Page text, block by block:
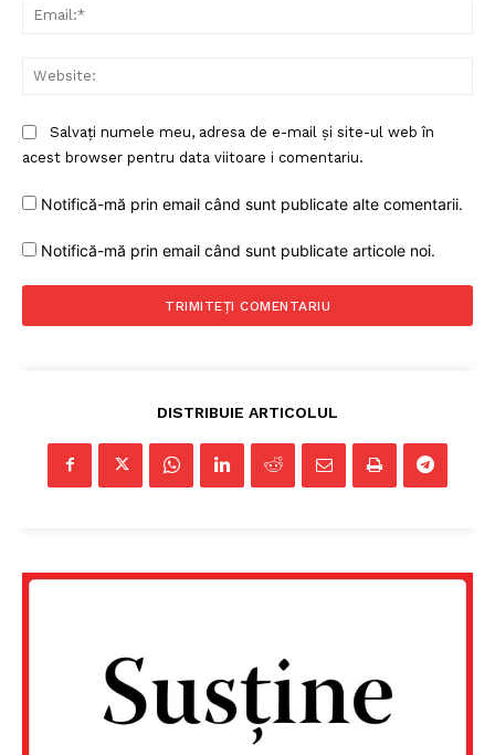
Salvați numele meu, adresa de e-mail și site-ul web în
acest browser pentru data viitoare i comentariu.
Notifică-mă prin email când sunt publicate alte comentarii.
Notifică-mă prin email când sunt publicate articole noi.
DISTRIBUIE ARTICOLUL